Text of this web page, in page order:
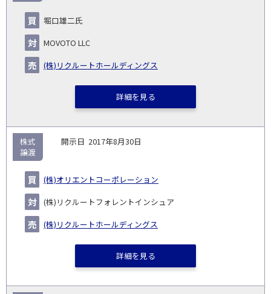
堀口雄二氏
MOVOTO LLC
(株)リクルートホールディングス
詳細を見る
2017年8月30日
(株)オリエントコーポレーション
(株)リクルートフォレントインシュア
(株)リクルートホールディングス
株式
譲渡
詳細を見る